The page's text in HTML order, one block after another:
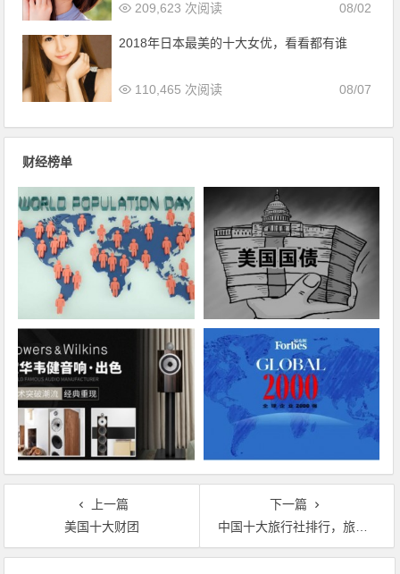
08/02
209,623 次阅读
2018年日本最美的十大女优，看看都有谁
08/07
110,465 次阅读
财经榜单
上一篇
美国十大财团
下一篇
中国十大旅行社排行，旅行安全又放心